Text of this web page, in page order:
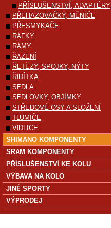
PŘÍSLUŠENSTVÍ, ADAPTÉRY
PŘEHAZOVAČKY, MĚNIČE
PŘESMYKAČE
RÁFKY
RÁMY
ŘAZENÍ
ŘETĚZY, SPOJKY, NÝTY
ŘIDÍTKA
SEDLA
SEDLOVKY, OBJÍMKY
STŘEDOVÉ OSY A SLOŽENÍ
TLUMIČE
VIDLICE
SHIMANO KOMPONENTY
SRAM KOMPONENTY
PŘÍSLUŠENSTVÍ KE KOLU
VÝBAVA NA KOLO
JINÉ SPORTY
VÝPRODEJ